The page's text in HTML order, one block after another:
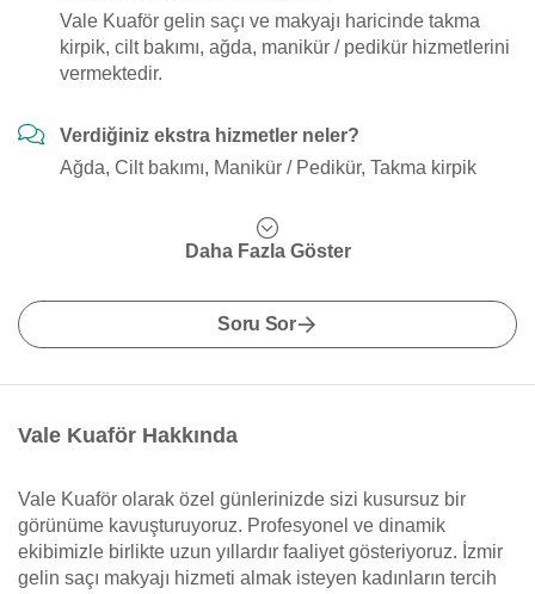
Vale Kuaför gelin saçı ve makyajı haricinde takma
kirpik, cilt bakımı, ağda, manikür / pedikür hizmetlerini
vermektedir.
Verdiğiniz ekstra hizmetler neler?
Ağda, Cilt bakımı, Manikür / Pedikür, Takma kirpik
Daha Fazla Göster
Soru Sor
Vale Kuaför Hakkında
Vale Kuaför olarak özel günlerinizde sizi kusursuz bir
görünüme kavuşturuyoruz. Profesyonel ve dinamik
ekibimizle birlikte uzun yıllardır faaliyet gösteriyoruz. İzmir
gelin saçı makyajı hizmeti almak isteyen kadınların tercih